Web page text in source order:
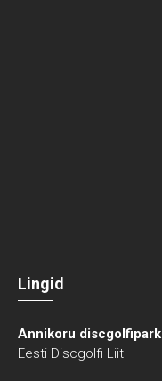
Lingid
Annikoru discgolfipark
Eesti Discgolfi Liit